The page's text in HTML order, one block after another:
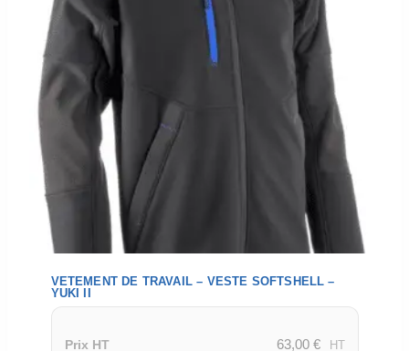
VETEMENT DE TRAVAIL – VESTE SOFTSHELL –
YUKI II
Prix HT 63,00 € HT